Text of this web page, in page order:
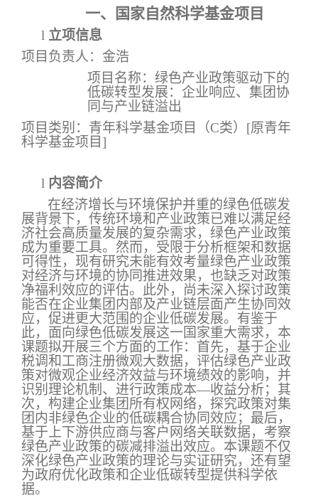
一、国家自然科学基金项目
l 立项信息
项目负责人：金浩
项目名称：绿色产业政策驱动下的
低碳转型发展：企业响应、集团协
同与产业链溢出
项目类别：青年科学基金项目（C类） [原青年
科学基金项目 ]
l 内容简介
在经济增长与环境保护并重的绿色低碳发
展背景下，传统环境和产业政策已难以满足经
济社会高质量发展的复杂需求，绿色产业政策
成为重要工具。然而，受限于分析框架和数据
可得性，现有研究未能有效考量绿色产业政策
对经济与环境的协同推进效果，也缺乏对政策
净福利效应的评估。此外，尚未深入探讨政策
能否在企业集团内部及产业链层面产生协同效
应，促进更大范围的企业低碳发展。有鉴于
此，面向绿色低碳发展这一国家重大需求，本
课题拟开展三个方面的工作：首先，基于企业
税调和工商注册微观大数据，评估绿色产业政
策对微观企业经济效益与环境绩效的影响，并
识别理论机制、进行政策成本—收益分析；其
次，构建企业集团所有权网络，探究政策对集
团内非绿色企业的低碳耦合协同效应；最后，
基于上下游供应商与客户网络关联数据，考察
绿色产业政策的碳减排溢出效应。本课题不仅
深化绿色产业政策的理论与实证研究，还有望
为政府优化政策和企业低碳转型提供科学依
据。